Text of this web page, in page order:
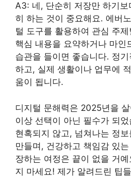
A3: 네, 단순히 저장만 하기보
히 하는 것이 중요해요. 에버
털 도구를 활용하여 관심 주
핵심 내용을 요약하거나 마인
습관을 들이면 좋습니다. 정
하고, 실제 생활이나 업무에
움이 됩니다.
디지털 문해력은 2025년을
이상 선택이 아닌 필수가 되
현혹되지 않고, 넘쳐나는 정
만들며, 건강하고 책임감 있
장하는 여정은 끝이 없을 거
지 마세요! 제가 알려드린 팁